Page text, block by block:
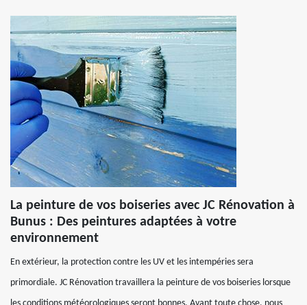
La peinture de vos boiseries avec JC Rénovation à
Bunus : Des peintures adaptées à votre
environnement
En extérieur, la protection contre les UV et les intempéries sera
primordiale. JC Rénovation travaillera la peinture de vos boiseries lorsque